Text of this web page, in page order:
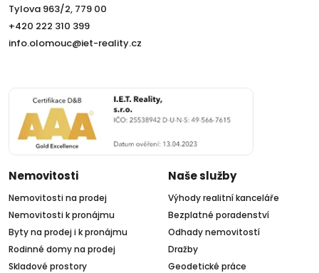
Tylova 963/2, 779 00
+420 222 310 399
info.olomouc@iet-reality.cz
Nemovitosti
Nemovitosti na prodej
Nemovitosti k pronájmu
Byty na prodej i k pronájmu
Rodinné domy na prodej
Skladové prostory
Naše služby
Výhody realitní kanceláře
Bezplatné poradenství
Odhady nemovitostí
Dražby
Geodetické práce